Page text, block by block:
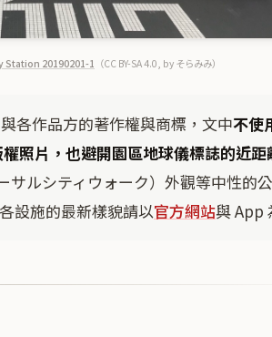
Station 20190201-1 （CC BY-SA 4.0, by そらみみ）
各作品方的著作權與商標，文中不使
照片，也避開園區地球儀標誌的近距
サルシティウォーク）外觀等中性的
設施的最新樣貌請以官方網站與 App